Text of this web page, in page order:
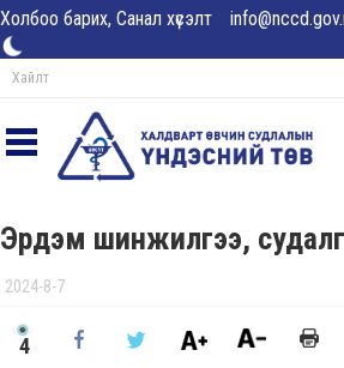
Холбоо барих, Санал хүсэлт
Эрдэм шинжилгээ,
2024-8-7
4